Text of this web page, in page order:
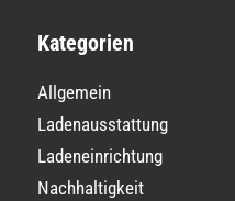
Kategorien
Allgemein
Ladenausstattung
Ladeneinrichtung
Nachhaltigkeit